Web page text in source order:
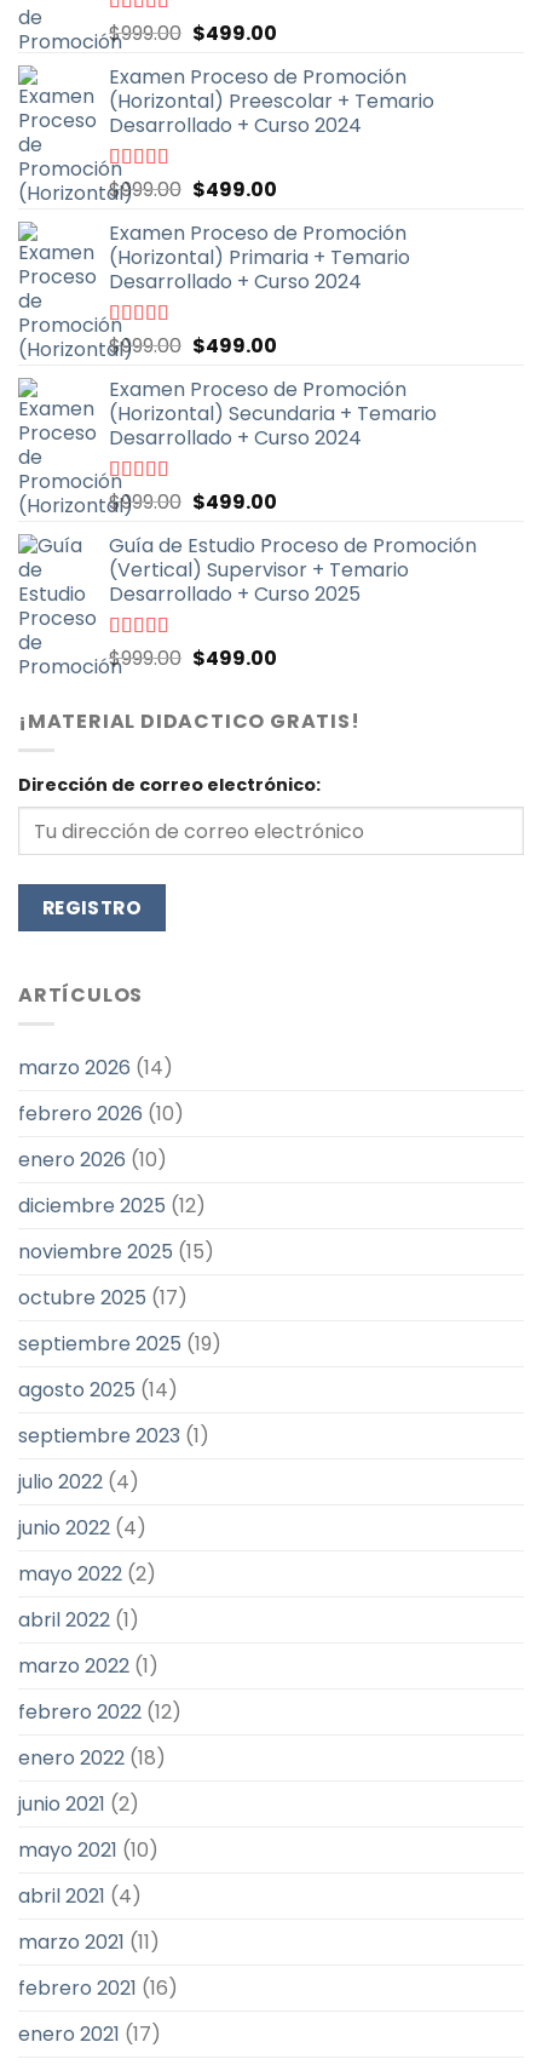
Valorado
con
5
$999.00 El
original
era:
$999.00.
$499.00El
actual
es:
$499.00.
Examen Proceso de Promoción
(Horizontal) Preescolar + Temario
Desarrollado + Curso 2024
Valorado
con
5
$999.00 El
original
era:
$999.00.
$499.00El
actual
es:
$499.00.
Examen Proceso de Promoción
(Horizontal) Primaria + Temario
Desarrollado + Curso 2024
Valorado
con
5
$999.00 El
original
era:
$999.00.
$499.00El
actual
es:
$499.00.
Examen Proceso de Promoción
(Horizontal) Secundaria + Temario
Desarrollado + Curso 2024
Valorado
con
5
$999.00 El
original
era:
$999.00.
$499.00El
actual
es:
$499.00.
Guía de Estudio Proceso de Promoción
(Vertical) Supervisor + Temario
Desarrollado + Curso 2025
Valorado
con
$999.00 El
original
era:
$499.00El
actual
es:
¡MATERIAL DIDACTICO GRATIS!
Dirección de correo electrónico:
ARTÍCULOS
marzo 2026 (14)
febrero 2026 (10)
enero 2026 (10)
diciembre 2025 (12)
noviembre 2025 (15)
octubre 2025 (17)
septiembre 2025 (19)
agosto 2025 (14)
septiembre 2023 (1)
julio 2022 (4)
junio 2022 (4)
mayo 2022 (2)
abril 2022 (1)
marzo 2022 (1)
febrero 2022 (12)
enero 2022 (18)
junio 2021 (2)
mayo 2021 (10)
abril 2021 (4)
marzo 2021 (11)
febrero 2021 (16)
enero 2021 (17)